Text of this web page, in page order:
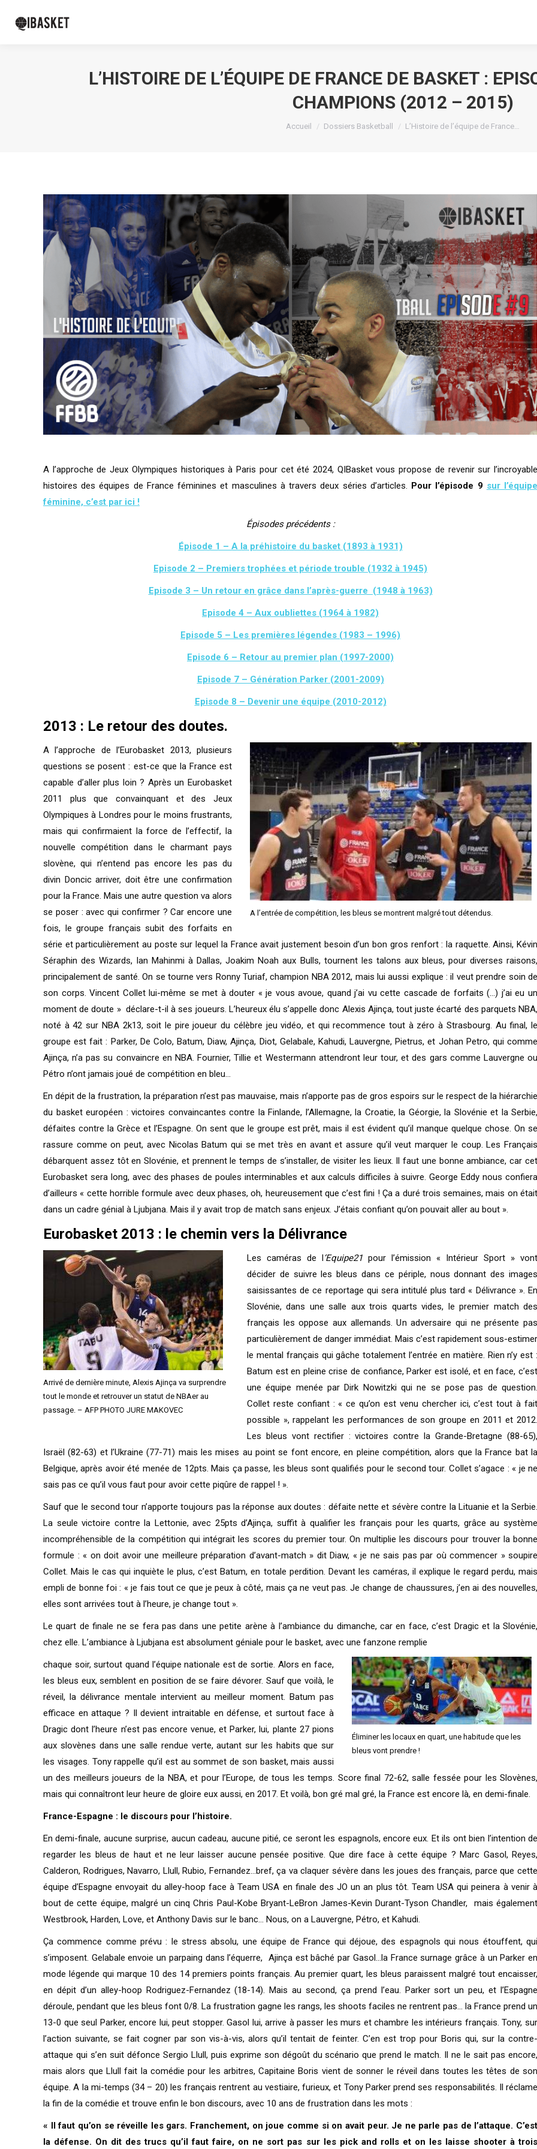
L’HISTOIRE DE L’ÉQUIPE DE FRANCE DE BASKET :
CHAMPIONS (2012 – 2015)
Vous êtes ici :
Accueil Dossiers Basketball L’Histoire de l’équipe de France…
A l’approche de Jeux Olympiques historiques à Paris pour cet été 2024, QIBasket vous propose de revenir sur l’incroyable
histoires des équipes de France féminines et masculines à travers deux séries d’articles. Pour l’épisode 9 sur l’équipe
féminine, c’est par ici !
Épisodes précédents :
Épisode 1 – A la préhistoire du basket (1893 à 1931)
Episode 2 – Premiers trophées et période trouble (1932 à 1945)
Episode 3 – Un retour en grâce dans l’après-guerre (1948 à 1963)
Episode 4 – Aux oubliettes (1964 à 1982)
Episode 5 – Les premières légendes (1983 – 1996)
Episode 6 – Retour au premier plan (1997-2000)
Episode 7 – Génération Parker (2001-2009)
Episode 8 – Devenir une équipe (2010-2012)
2013 : Le retour des doutes.
A l’entrée de compétition, les bleus se montrent malgré tout détendus.
A l’approche de l’Eurobasket 2013, plusieurs
questions se posent : est-ce que la France est
capable d’aller plus loin ? Après un Eurobasket
2011 plus que convainquant et des Jeux
Olympiques à Londres pour le moins frustrants,
mais qui confirmaient la force de l’effectif, la
nouvelle compétition dans le charmant pays
slovène, qui n’entend pas encore les pas du
divin Doncic arriver, doit être une confirmation
pour la France. Mais une autre question va alors
se poser : avec qui confirmer ? Car encore une
fois, le groupe français subit des forfaits en
série et particulièrement au poste sur lequel la France avait justement besoin d’un bon gros renfort : la raquette. Ainsi, Kévin
Séraphin des Wizards, Ian Mahinmi à Dallas, Joakim Noah aux Bulls, tournent les talons aux bleus, pour diverses raisons,
principalement de santé. On se tourne vers Ronny Turiaf, champion NBA 2012, mais lui aussi explique : il veut prendre soin de
son corps. Vincent Collet lui-même se met à douter « je vous avoue, quand j’ai vu cette cascade de forfaits (…) j’ai eu un
moment de doute » déclare-t-il à ses joueurs. L’heureux élu s’appelle donc Alexis Ajinça, tout juste écarté des parquets NBA,
noté à 42 sur NBA 2k13, soit le pire joueur du célèbre jeu vidéo, et qui recommence tout à zéro à Strasbourg. Au final, le
groupe est fait : Parker, De Colo, Batum, Diaw, Ajinça, Diot, Gelabale, Kahudi, Lauvergne, Pietrus, et Johan Petro, qui comme
Ajinça, n’a pas su convaincre en NBA. Fournier, Tillie et Westermann attendront leur tour, et des gars comme Lauvergne ou
Pétro n’ont jamais joué de compétition en bleu…
En dépit de la frustration, la préparation n’est pas mauvaise, mais n’apporte pas de gros espoirs sur le respect de la hiérarchie
du basket européen : victoires convaincantes contre la Finlande, l’Allemagne, la Croatie, la Géorgie, la Slovénie et la Serbie,
défaites contre la Grèce et l’Espagne. On sent que le groupe est prêt, mais il est évident qu’il manque quelque chose. On se
rassure comme on peut, avec Nicolas Batum qui se met très en avant et assure qu’il veut marquer le coup. Les Français
débarquent assez tôt en Slovénie, et prennent le temps de s’installer, de visiter les lieux. Il faut une bonne ambiance, car cet
Eurobasket sera long, avec des phases de poules interminables et aux calculs difficiles à suivre. George Eddy nous confiera
d’ailleurs « cette horrible formule avec deux phases, oh, heureusement que c’est fini ! Ça a duré trois semaines, mais on était
dans un cadre génial à Ljubjana. Mais il y avait trop de match sans enjeux. J’étais confiant qu’on pouvait aller au bout ».
Eurobasket 2013 : le chemin vers la Délivrance
Arrivé de dernière minute, Alexis Ajinça va surprendre
tout le monde et retrouver un statut de NBAer au
passage. – AFP PHOTO JURE MAKOVEC
Les caméras de l‘Equipe21 pour l’émission « Intérieur Sport » vont
décider de suivre les bleus dans ce périple, nous donnant des images
saisissantes de ce reportage qui sera intitulé plus tard « Délivrance ». En
Slovénie, dans une salle aux trois quarts vides, le premier match des
français les oppose aux allemands. Un adversaire qui ne présente pas
particulièrement de danger immédiat. Mais c’est rapidement sous-estimer
le mental français qui gâche totalement l’entrée en matière. Rien n’y est :
Batum est en pleine crise de confiance, Parker est isolé, et en face, c’est
une équipe menée par Dirk Nowitzki qui ne se pose pas de question.
Collet reste confiant : « ce qu’on est venu chercher ici, c’est tout à fait
possible », rappelant les performances de son groupe en 2011 et 2012.
Les bleus vont rectifier : victoires contre la Grande-Bretagne (88-65),
Israël (82-63) et l’Ukraine (77-71) mais les mises au point se font encore, en pleine compétition, alors que la France bat la
Belgique, après avoir été menée de 12pts. Mais ça passe, les bleus sont qualifiés pour le second tour. Collet s’agace : « je ne
sais pas ce qu’il vous faut pour avoir cette piqûre de rappel ! ».
Sauf que le second tour n’apporte toujours pas la réponse aux doutes : défaite nette et sévère contre la Lituanie et la Serbie.
La seule victoire contre la Lettonie, avec 25pts d’Ajinça, suffit à qualifier les français pour les quarts, grâce au système
incompréhensible de la compétition qui intégrait les scores du premier tour. On multiplie les discours pour trouver la bonne
formule : « on doit avoir une meilleure préparation d’avant-match » dit Diaw, « je ne sais pas par où commencer » soupire
Collet. Mais le cas qui inquiète le plus, c’est Batum, en totale perdition. Devant les caméras, il explique le regard perdu, mais
empli de bonne foi : « je fais tout ce que je peux à côté, mais ça ne veut pas. Je change de chaussures, j’en ai des nouvelles,
elles sont arrivées tout à l’heure, je change tout ».
Le quart de finale ne se fera pas dans une petite arène à l’ambiance du dimanche, car en face, c’est Dragic et la Slovénie,
chez elle. L’ambiance à Ljubjana est absolument géniale pour le basket, avec une fanzone remplie
Éliminer les locaux en quart, une habitude que les
bleus vont prendre !
chaque soir, surtout quand l’équipe nationale est de sortie. Alors en face,
les bleus eux, semblent en position de se faire dévorer. Sauf que voilà, le
réveil, la délivrance mentale intervient au meilleur moment. Batum pas
efficace en attaque ? Il devient intraitable en défense, et surtout face à
Dragic dont l’heure n’est pas encore venue, et Parker, lui, plante 27 pions
aux slovènes dans une salle rendue verte, autant sur les habits que sur
les visages. Tony rappelle qu’il est au sommet de son basket, mais aussi
un des meilleurs joueurs de la NBA, et pour l’Europe, de tous les temps. Score final 72-62, salle fessée pour les Slovènes,
mais qui connaîtront leur heure de gloire eux aussi, en 2017. Et voilà, bon gré mal gré, la France est encore là, en demi-finale.
France-Espagne : le discours pour l’histoire.
En demi-finale, aucune surprise, aucun cadeau, aucune pitié, ce seront les espagnols, encore eux. Et ils ont bien l’intention de
regarder les bleus de haut et ne leur laisser aucune pensée positive. Que dire face à cette équipe ? Marc Gasol, Reyes,
Calderon, Rodrigues, Navarro, Llull, Rubio, Fernandez…bref, ça va claquer sévère dans les joues des français, parce que cette
équipe d’Espagne envoyait du alley-hoop face à Team USA en finale des JO un an plus tôt. Team USA qui peinera à venir à
bout de cette équipe, malgré un cinq Chris Paul-Kobe Bryant-LeBron James-Kevin Durant-Tyson Chandler, mais également
Westbrook, Harden, Love, et Anthony Davis sur le banc… Nous, on a Lauvergne, Pétro, et Kahudi.
Ça commence comme prévu : le stress absolu, une équipe de France qui déjoue, des espagnols qui nous étouffent, qui
s’imposent. Gelabale envoie un parpaing dans l’équerre, Ajinça est bâché par Gasol…la France surnage grâce à un Parker en
mode légende qui marque 10 des 14 premiers points français. Au premier quart, les bleus paraissent malgré tout encaisser,
en dépit d’un alley-hoop Rodriguez-Fernandez (18-14). Mais au second, ça prend l’eau. Parker sort un peu, et l’Espagne
déroule, pendant que les bleus font 0/8. La frustration gagne les rangs, les shoots faciles ne rentrent pas… la France prend un
13-0 que seul Parker, encore lui, peut stopper. Gasol lui, arrive à passer les murs et chambre les intérieurs français. Tony, sur
l’action suivante, se fait cogner par son vis-à-vis, alors qu’il tentait de feinter. C’en est trop pour Boris qui, sur la contre-
attaque qui s’en suit défonce Sergio Llull, puis exprime son dégoût du scénario que prend le match. Il ne le sait pas encore,
mais alors que Llull fait la comédie pour les arbitres, Capitaine Boris vient de sonner le réveil dans toutes les têtes de son
équipe. A la mi-temps (34 – 20) les français rentrent au vestiaire, furieux, et Tony Parker prend ses responsabilités. Il réclame
la fin de la comédie et trouve enfin le bon discours, avec 10 ans de frustration dans les mots :
« Il faut qu’on se réveille les gars. Franchement, on joue comme si on avait peur. Je ne parle pas de l’attaque. C’est
la défense. On dit des trucs qu’il faut faire, on ne sort pas sur les pick and rolls et on les laisse shooter à trois